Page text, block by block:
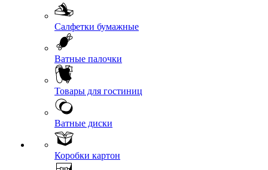
Салфетки бумажные
Ватные палочки
Товары для гостиниц
Ватные диски
Коробки картон